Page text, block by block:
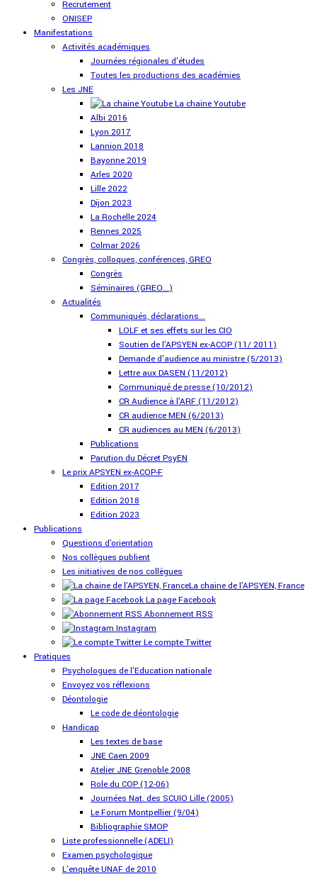
Recrutement
ONISEP
Manifestations
Activités académiques
Journées régionales d'études
Toutes les productions des académies
Les JNE
La chaine Youtube
Albi 2016
Lyon 2017
Lannion 2018
Bayonne 2019
Arles 2020
Lille 2022
Dijon 2023
La Rochelle 2024
Rennes 2025
Colmar 2026
Congrès, colloques, conférences, GREO
Congrès
Séminaires (GREO...)
Actualités
Communiqués, déclarations...
LOLF et ses effets sur les CIO
Soutien de l'APSYEN ex-ACOP (11/ 2011)
Demande d'audience au ministre (5/2013)
Lettre aux DASEN (11/2012)
Communiqué de presse (10/2012)
CR Audience à l'ARF (11/2012)
CR audience MEN (6/2013)
CR audiences au MEN (6/2013)
Publications
Parution du Décret PsyEN
Le prix APSYEN ex-ACOP-F
Edition 2017
Edition 2018
Edition 2023
Publications
Questions d'orientation
Nos collègues publient
Les initiatives de nos collègues
La chaine de l'APSYEN, France
La page Facebook
Abonnement RSS
Instagram
Le compte Twitter
Pratiques
Psychologues de l'Education nationale
Envoyez vos réflexions
Déontologie
Le code de déontologie
Handicap
Les textes de base
JNE Caen 2009
Atelier JNE Grenoble 2008
Role du COP (12-06)
Journées Nat. des SCUIO Lille (2005)
Le Forum Montpellier (9/04)
Bibliographie SMOP
Liste professionnelle (ADELI)
Examen psychologique
L'enquête UNAF de 2010